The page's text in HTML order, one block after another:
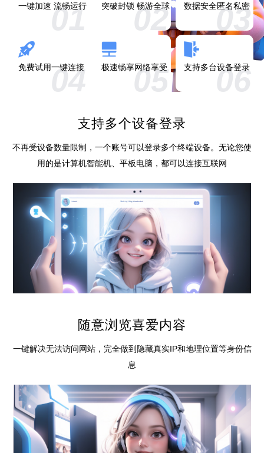
01
一键加速 流畅运行 02
突破封锁 畅游全球 03
数据安全匿名私密
04
免费试用一键连接 05
极速畅享网络享受 06
支持多台设备登录
支持多个设备登录
不再受设备数量限制，一个账号可以登录多个终端设备。无论您使
用的是计算机智能机、平板电脑，都可以连接互联网
随意浏览喜爱内容
一键解决无法访问网站，完全做到隐藏真实IP和地理位置等身份信
息